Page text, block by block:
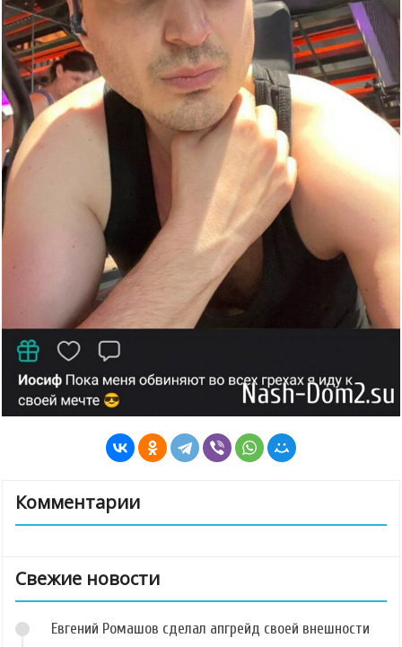
Комментарии
Свежие новости
Евгений Ромашов сделал апгрейд своей внешности